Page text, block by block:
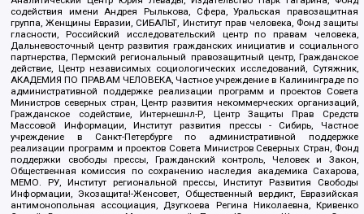
содействия имени Андрея Рылькова, Сфера, Уральская правозащитная
группа, Женщины Евразии, СИБАЛЬТ, Институт прав человека, Фонд защиты
гласности, Российский исследовательский центр по правам человека,
Дальневосточный центр развития гражданских инициатив и социального
партнерства, Пермский региональный правозащитный центр, Гражданское
действие, Центр независимых социологических исследований, Сутяжник,
АКАДЕМИЯ ПО ПРАВАМ ЧЕЛОВЕКА, Частное учреждение в Калининграде по
административной поддержке реализации программ и проектов Совета
Министров северных стран, Центр развития некоммерческих организаций,
Гражданское содействие, Интернешнл-Р, Центр Защиты Прав Средств
Массовой Информации, Институт развития прессы - Сибирь, Частное
учреждение в Санкт-Петербурге по административной поддержке
реализации программ и проектов Совета Министров Северных Стран, Фонд
поддержки свободы прессы, Гражданский контроль, Человек и Закон,
Общественная комиссия по сохранению наследия академика Сахарова,
МЕМО. РУ, Институт региональной прессы, Институт Развития Свободы
Информации, Экозащита!-Женсовет, Общественный вердикт, Евразийская
антимонопольная ассоциация, Дзугкоева Регина Николаевна, Кривенко